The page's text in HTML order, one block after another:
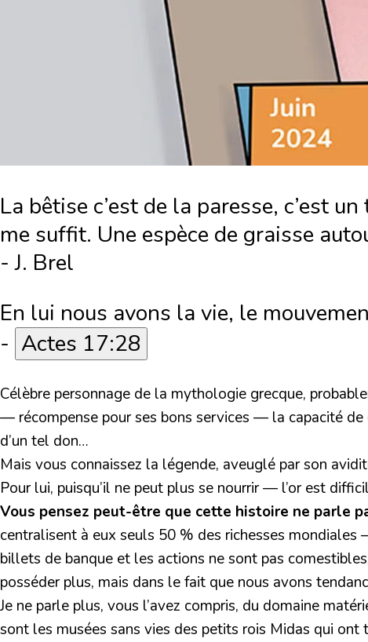
La bêtise c’est de la paresse, c’est
me suffit. Une espèce de graisse
- J. Brel
En lui nous avons la vie, le
- Actes 17:28
Célèbre personnage de la mythologie grecque,
— récompense pour ses bons services — la capacité
d’un tel don…
Mais vous connaissez la légende, aveuglé par son
Pour lui, puisqu’il ne peut plus se nourrir — l’or est
Vous pensez peut-être que cette histoire ne parle
centralisent à eux seuls 50 % des richesses
billets de banque et les actions ne sont pas
posséder plus, mais dans le fait que nous avons
Je ne parle plus, vous l’avez compris, du domaine
sont les musées sans vies des petits rois Midas qui